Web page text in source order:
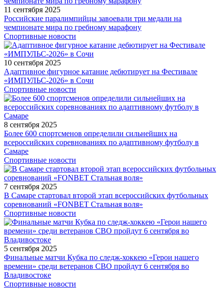
11 сентября 2025
Российские паралимпийцы завоевали три медали на
чемпионате мира по гребному марафону
Спортивные новости
10 сентября 2025
Адаптивное фигурное катание дебютирует на Фестивале
«ИМПУЛЬС-2026» в Сочи
Спортивные новости
8 сентября 2025
Более 600 спортсменов определили сильнейших на
всероссийских соревнованиях по адаптивному футболу в
Самаре
Спортивные новости
7 сентября 2025
В Самаре стартовал второй этап всероссийских футбольных
соревнований «FONBET Стальная воля»
Спортивные новости
5 сентября 2025
Финальные матчи Кубка по следж-хоккею «Герои нашего
времени» среди ветеранов СВО пройдут 6 сентября во
Владивостоке
Спортивные новости